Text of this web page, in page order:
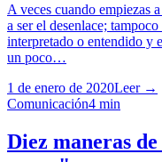
A veces cuando empiezas
a ser el desenlace;
interpretado o entendido y
un poco…
1 de enero de 2020Leer →
Comunicación4 min
Diez maneras